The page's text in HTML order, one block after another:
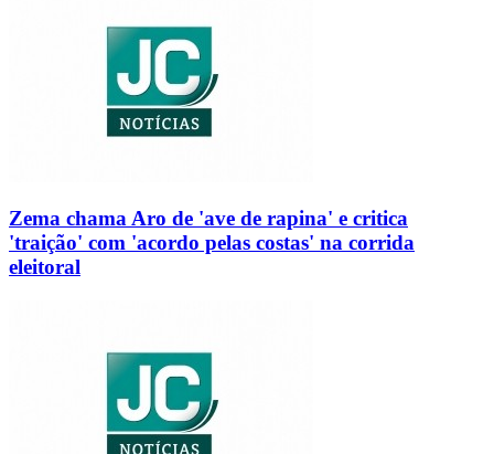
Zema chama Aro de 'ave de rapina' e critica
'traição' com 'acordo pelas costas' na corrida
eleitoral